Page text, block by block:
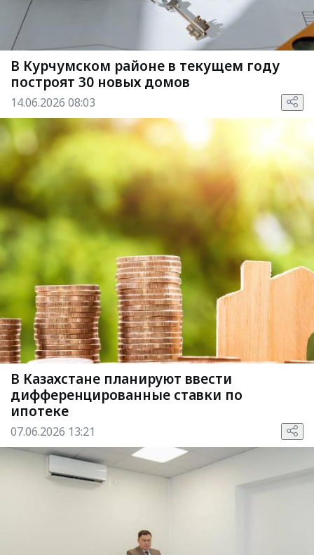
В Курчумском районе в текущем году
построят 30 новых домов
14.06.2026 08:03
В Казахстане планируют ввести
дифференцированные ставки по
ипотеке
07.06.2026 13:21